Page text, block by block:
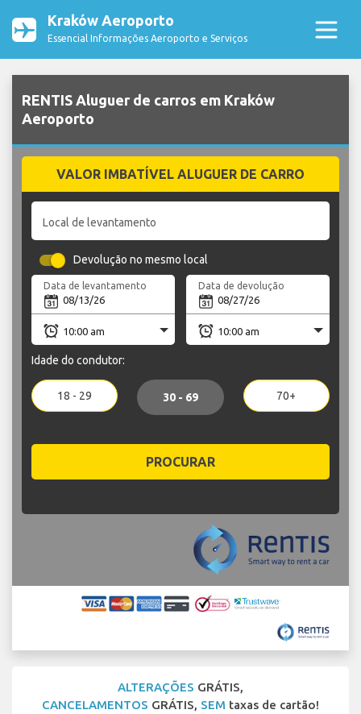
Kraków Aeroporto
Essencial Informações Aeroporto e Serviços
RENTIS Aluguer de carros em Kraków
Aeroporto
VALOR IMBATÍVEL ALUGUER DE CARRO
Local de levantamento
Devolução no mesmo local
Data de levantamento Data de devolução
Idade do condutor:
18 - 29 30 - 69 70+
PROCURAR
ALTERAÇÕES GRÁTIS,
CANCELAMENTOS GRÁTIS, SEM taxas de cartão!